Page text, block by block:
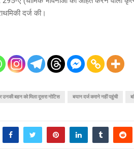
दर्ज की।
बहन को मिला दूसरा नोटिस बयान दर्ज कराने नहीं पहुंची